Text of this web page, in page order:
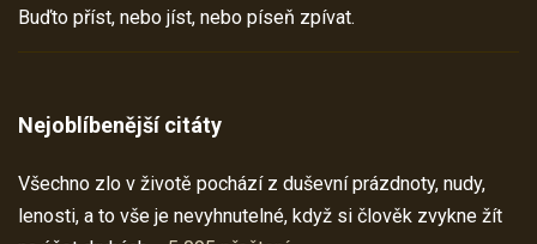
Buďto příst, nebo jíst, nebo píseň zpívat.
Nejoblíbenější citáty
Všechno zlo v životě pochází z duševní prázdnoty, nudy,
lenosti, a to vše je nevyhnutelné, když si člověk zvykne žít